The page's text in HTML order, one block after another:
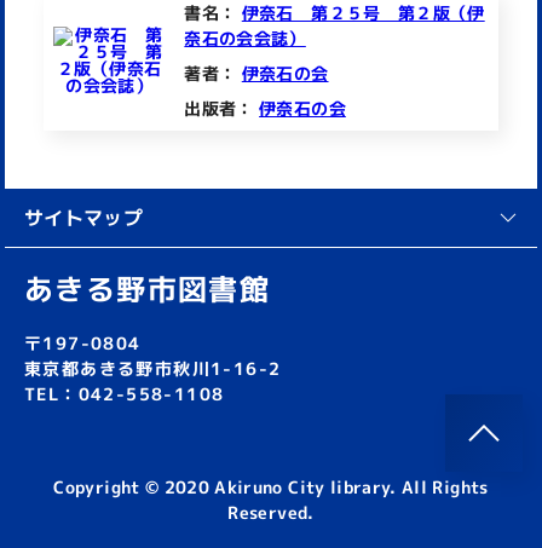
書名： 伊奈石 第２５号 第２版（伊
奈石の会会誌）
著者： 伊奈石の会
出版者：伊奈石の会
サイトマップ
あきる野市図書館
〒197-0804
東京都あきる野市秋川1-16-2
TEL：042-558-1108
Copyright © 2020 Akiruno City library. All Rights
Reserved.